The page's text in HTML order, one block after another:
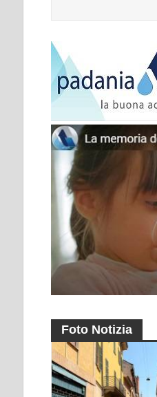
Foto Notizia